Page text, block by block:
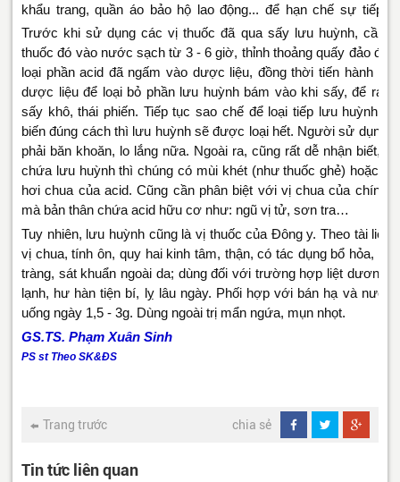
khẩu trang, quần áo bảo hộ lao động... để hạn chế sự tiếp
Trước khi sử dụng các vị thuốc đã qua sấy lưu huỳnh, cần
thuốc đó vào nước sạch từ 3 - 6 giờ, thỉnh thoảng quấy đảo
loại phần acid đã ngấm vào dược liệu, đồng thời tiến hành
dược liệu để loại bỏ phần lưu huỳnh bám vào khi sấy, để ráo
sấy khô, thái phiến. Tiếp tục sao chế để loại tiếp lưu huỳnh.
biến đúng cách thì lưu huỳnh sẽ được loại hết. Người sử dụng
phải băn khoăn, lo lắng nữa. Ngoài ra, cũng rất dễ nhận biết,
chứa lưu huỳnh thì chúng có mùi khét (như thuốc ghẻ) hoặc
hơi chua của acid. Cũng cần phân biệt với vị chua của chính
mà bản thân chứa acid hữu cơ như: ngũ vị tử, sơn tra…
Tuy nhiên, lưu huỳnh cũng là vị thuốc của Đông y. Theo tài liệu
vị chua, tính ôn, quy hai kinh tâm, thận, có tác dụng bổ hỏa,
tràng, sát khuẩn ngoài da; dùng đối với trường hợp liệt dương,
lạnh, hư hàn tiện bí, lỵ lâu ngày. Phối hợp với bán hạ và nước
uống ngày 1,5 - 3g. Dùng ngoài trị mẩn ngứa, mụn nhọt.
GS.TS. Phạm Xuân Sinh
PS st Theo SK&ĐS
Trang trước chia sẻ
Tin tức liên quan